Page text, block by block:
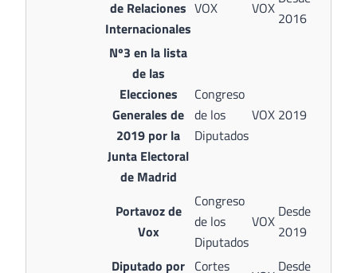
de Relaciones
Internacionales
VOX VOX
2016
Nº3 en la lista
de las
Elecciones
Generales de
2019 por la
Junta Electoral
de Madrid
Congreso
de los
Diputados
VOX 2019
Portavoz de
Vox
Congreso
de los
Diputados
VOX
Desde
2019
Diputado por Cortes Desde